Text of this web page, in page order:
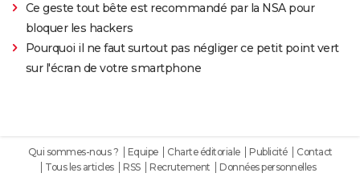
Ce geste tout bête est recommandé par la NSA pour
bloquer les hackers
Pourquoi il ne faut surtout pas négliger ce petit point vert
sur l'écran de votre smartphone
Qui sommes-nous ? Equipe Charte éditoriale Publicité
Contact
Tous les articles
RSS Recrutement
Données personnelles